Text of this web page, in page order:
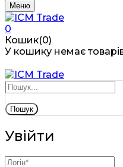
Меню
0
Кошик(0)
У кошику немає
Пошук
Увійти